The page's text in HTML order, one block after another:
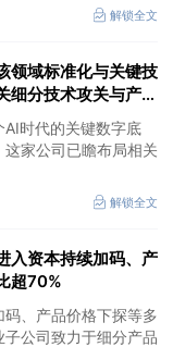
解锁全文
领域标准化与关键技
细分技术攻关与产品
时代的关键数字底
家公司已瞻布局相关
解锁全文
入资本持续加码、产
超70%
、产品价格下探等多
公司致力于细分产品